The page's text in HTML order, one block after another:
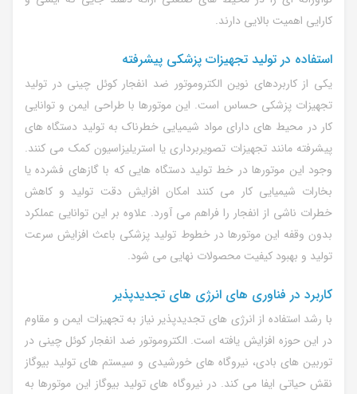
کارایی اهمیت بالایی دارند.
استفاده در تولید تجهیزات پزشکی پیشرفته
یکی از کاربردهای نوین الکتروموتور ضد انفجار کوئل چینی در تولید
تجهیزات پزشکی حساس است. این موتورها با طراحی ایمن و توانایی
کار در محیط های دارای مواد شیمیایی خطرناک به تولید دستگاه های
پیشرفته مانند تجهیزات تصویربرداری یا استریلیزاسیون کمک می کنند.
وجود این موتورها در خط تولید دستگاه هایی که با گازهای فشرده یا
بخارات شیمیایی کار می کنند امکان افزایش دقت تولید و کاهش
خطرات ناشی از انفجار را فراهم می آورد. علاوه بر این توانایی عملکرد
بدون وقفه این موتورها در خطوط تولید پزشکی باعث افزایش سرعت
تولید و بهبود کیفیت محصولات نهایی می شود.
کاربرد در فناوری های انرژی های تجدیدپذیر
با رشد استفاده از انرژی های تجدیدپذیر نیاز به تجهیزات ایمن و مقاوم
در این حوزه افزایش یافته است. الکتروموتور ضد انفجار کوئل چینی در
توربین های بادی، نیروگاه های خورشیدی و سیستم های تولید بیوگاز
نقش حیاتی ایفا می کند. در نیروگاه های تولید بیوگاز این موتورها به